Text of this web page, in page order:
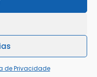
de Privacidade